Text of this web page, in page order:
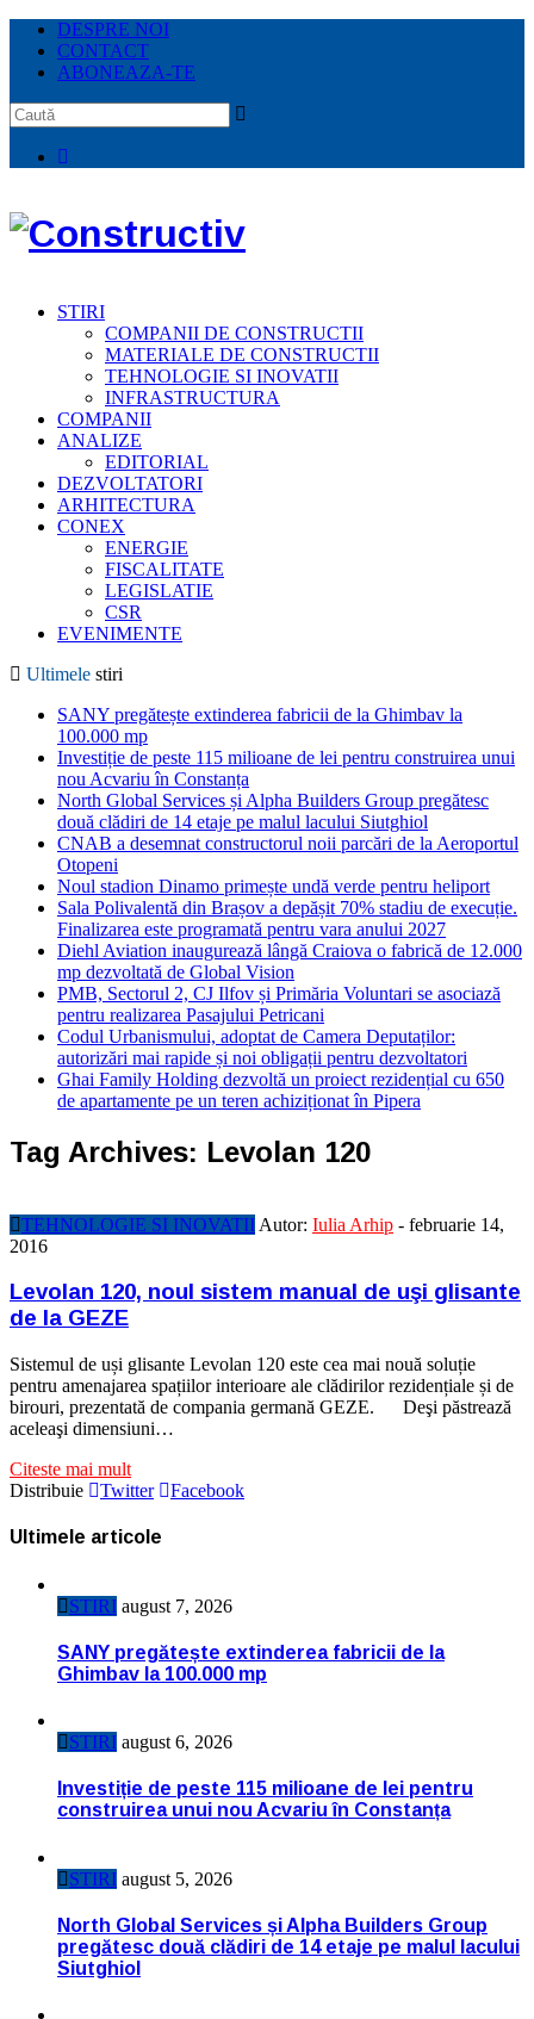
DESPRE NOI
CONTACT
ABONEAZA-TE
STIRI
COMPANII DE CONSTRUCTII
MATERIALE DE CONSTRUCTII
TEHNOLOGIE SI INOVATII
INFRASTRUCTURA
COMPANII
ANALIZE
EDITORIAL
DEZVOLTATORI
ARHITECTURA
CONEX
ENERGIE
FISCALITATE
LEGISLATIE
CSR
EVENIMENTE
Ultimele stiri
SANY pregătește extinderea fabricii de la Ghimbav la
100.000 mp
Investiție de peste 115 milioane de lei pentru construirea unui
nou Acvariu în Constanța
North Global Services și Alpha Builders Group pregătesc
două clădiri de 14 etaje pe malul lacului Siutghiol
CNAB a desemnat constructorul noii parcări de la Aeroportul
Otopeni
Noul stadion Dinamo primește undă verde pentru heliport
Sala Polivalentă din Brașov a depășit 70% stadiu de execuție.
Finalizarea este programată pentru vara anului 2027
Diehl Aviation inaugurează lângă Craiova o fabrică de 12.000
mp dezvoltată de Global Vision
PMB, Sectorul 2, CJ Ilfov și Primăria Voluntari se asociază
pentru realizarea Pasajului Petricani
Codul Urbanismului, adoptat de Camera Deputaților:
autorizări mai rapide și noi obligații pentru dezvoltatori
Ghai Family Holding dezvoltă un proiect rezidențial cu 650
de apartamente pe un teren achiziționat în Pipera
Tag Archives: Levolan 120
TEHNOLOGIE SI INOVATII Autor: Iulia Arhip - februarie 14,
2016
Levolan 120, noul sistem manual de uşi glisante
de la GEZE
Sistemul de uși glisante Levolan 120 este cea mai nouă soluție
pentru amenajarea spațiilor interioare ale clădirilor rezidențiale și de
birouri, prezentată de compania germană GEZE. Deşi păstrează
aceleaşi dimensiuni…
Citeste mai mult
Distribuie
Twitter Facebook
Ultimele articole
STIRI august 7, 2026
SANY pregătește extinderea fabricii de la
Ghimbav la 100.000 mp
STIRI august 6, 2026
Investiție de peste 115 milioane de lei pentru
construirea unui nou Acvariu în Constanța
STIRI august 5, 2026
North Global Services și Alpha Builders Group
pregătesc două clădiri de 14 etaje pe malul lacului
Siutghiol